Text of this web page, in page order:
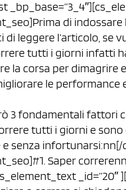
di
di leggere l’articolo, se
tutti i giorni infatti
la corsa per dimagrire
le
3 fondamentali fattori
tutti i giorni e
senza infortunarsi:nn[/
Saper